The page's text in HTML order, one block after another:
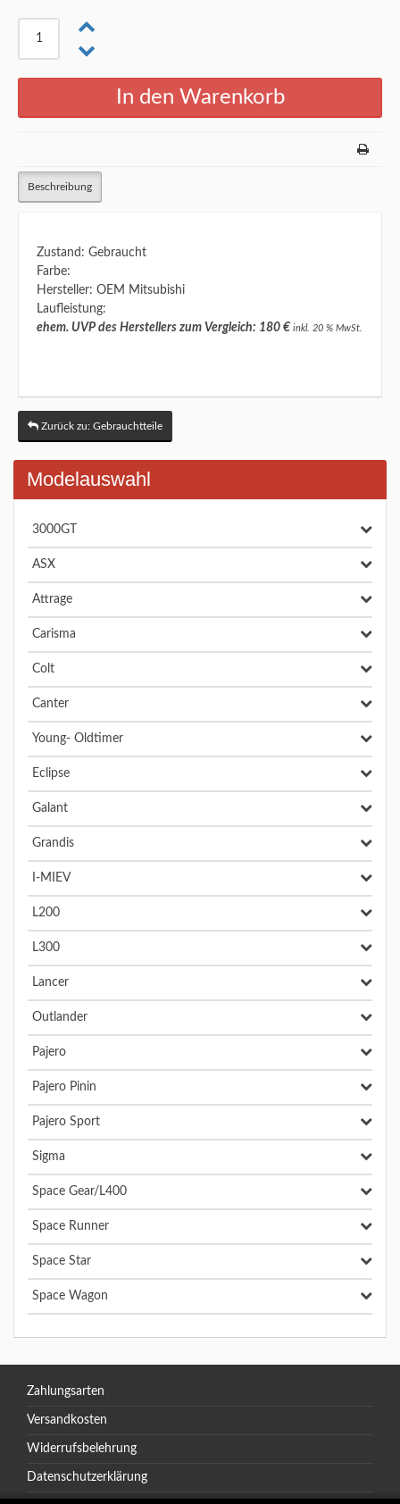
Beschreibung
Zustand: Gebraucht
Farbe:
Hersteller: OEM Mitsubishi
Laufleistung:
ehem. UVP des Herstellers zum Vergleich: 180 € inkl. 20 % MwSt.
Zurück zu: Gebrauchtteile
Modelauswahl
3000GT
ASX
Attrage
Carisma
Colt
Canter
Young- Oldtimer
Eclipse
Galant
Grandis
I-MIEV
L200
L300
Lancer
Outlander
Pajero
Pajero Pinin
Pajero Sport
Sigma
Space Gear/L400
Space Runner
Space Star
Space Wagon
Zahlungsarten
Versandkosten
Widerrufsbelehrung
Datenschutzerklärung